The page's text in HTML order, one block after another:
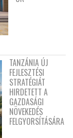
TANZÁNIA ÚJ
FEJLESZTÉSI
STRATÉGIÁT
HIRDETETT A
GAZDASÁGI
NÖVEKEDÉS
FELGYORSÍTÁSÁRA